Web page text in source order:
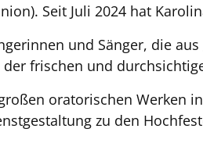
Seit Juli 2024 hat
und Sänger, die
frischen und
oratorischen Werken
zu den